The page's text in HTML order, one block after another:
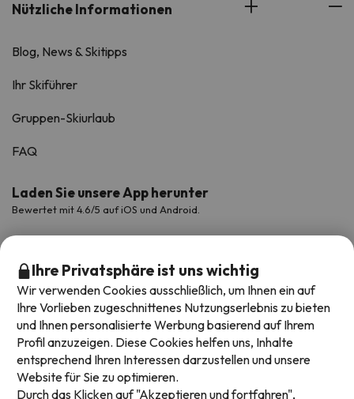
Nützliche Informationen
Blog, News & Skitipps
Ihr Skiführer
Gruppen-Skiurlaub
FAQ
Laden Sie unsere App herunter
Bewertet mit 4.6/5 auf iOS und Android.
Verfügbare Zahlungsarten
Ihre Privatsphäre ist uns wichtig
Wir verwenden Cookies ausschließlich, um Ihnen ein auf
Ihre Vorlieben zugeschnittenes Nutzungserlebnis zu bieten
und Ihnen personalisierte Werbung basierend auf Ihrem
Profil anzuzeigen. Diese Cookies helfen uns, Inhalte
entsprechend Ihren Interessen darzustellen und unsere
Website für Sie zu optimieren.
Durch das Klicken auf "Akzeptieren und fortfahren",